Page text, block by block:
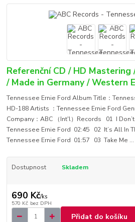
Referenční CD / HD
/ Made in Germany / Western
Tennessee Ernie Ford Album Title：
HD-188 Artists ：Tennessee Ernie Ford
Company：ABC （Int'l）Records 01 I
Tennessee Ernie Ford 02:45 02 It’s All In
Tennessee Ernie Ford 01:57 03 Take Me ...
Dostupnost Skladem
690 Kč/ks
570 Kč bez DPH
Přidat do košíku